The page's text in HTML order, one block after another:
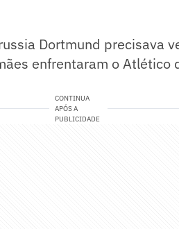
Dortmund precisava
enfrentaram o Atlético
CONTINUA
APÓS A
PUBLICIDADE